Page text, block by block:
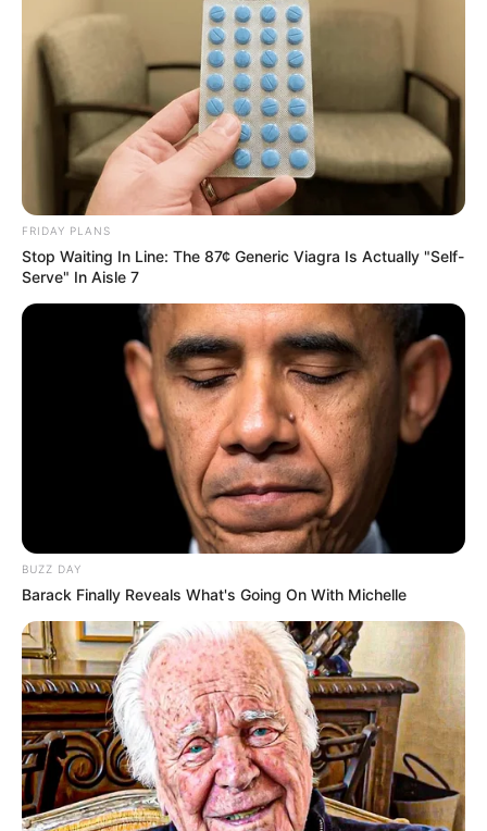
Arteblog
Splitcoasterpampers
FRIDAY PLANS
Stop Waiting In Line: The 87¢ Generic Viagra Is Actually "Self-
Serve" In Aisle 7
BUZZ DAY
Barack Finally Reveals What's Going On With Michelle